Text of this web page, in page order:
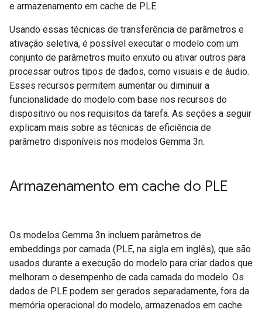
e armazenamento em cache de PLE.
Usando essas técnicas de transferência de parâmetros e
ativação seletiva, é possível executar o modelo com um
conjunto de parâmetros muito enxuto ou ativar outros para
processar outros tipos de dados, como visuais e de áudio.
Esses recursos permitem aumentar ou diminuir a
funcionalidade do modelo com base nos recursos do
dispositivo ou nos requisitos da tarefa. As seções a seguir
explicam mais sobre as técnicas de eficiência de
parâmetro disponíveis nos modelos Gemma 3n.
Armazenamento em cache do PLE
Os modelos Gemma 3n incluem parâmetros de
embeddings por camada (PLE, na sigla em inglês), que são
usados durante a execução do modelo para criar dados que
melhoram o desempenho de cada camada do modelo. Os
dados de PLE podem ser gerados separadamente, fora da
memória operacional do modelo, armazenados em cache